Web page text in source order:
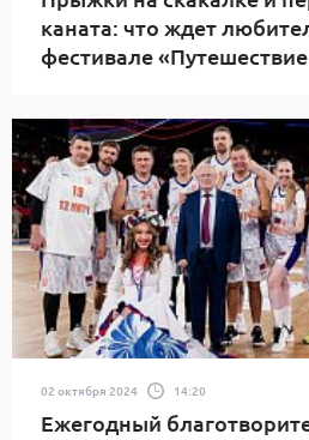
каната: что ждет
фестивале
02 октября 2024 14:20
Ежегодный